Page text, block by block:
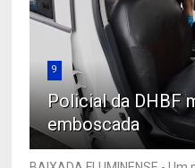
9
Policial da DHBF
emboscada